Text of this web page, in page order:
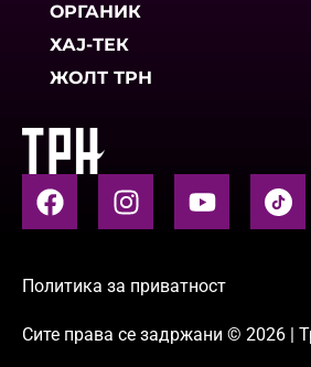
ОРГАНИК
ХАЈ-ТЕК
ЖОЛТ ТРН
Политика за приватност
Сите права се задржани © 2026 |